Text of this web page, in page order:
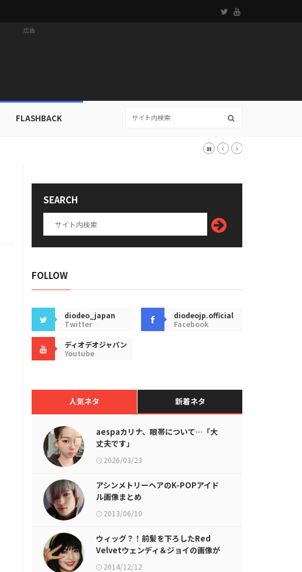
広告
FLASHBACK
SEARCH
FOLLOW
diodeo_japan
Twitter
diodeojp.official
Facebook
ディオデオジャパン
Youtube
人気ネタ 新着ネタ
aespaカリナ、眼帯について…「大
丈夫です」
2026/03/23
アシンメトリーヘアのK-POPアイド
ル画像まとめ
2013/06/10
ウィッグ？！前髪を下ろしたRed
Velvetウェンディ＆ジョイの画像が
話題に
2014/12/12